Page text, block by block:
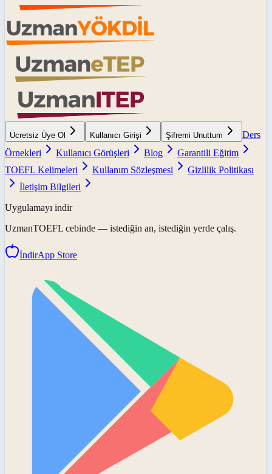
Ücretsiz Üye Ol Kullanıcı Girişi Şifremi Unuttum
Ders
Örnekleri
Kullanıcı Görüşleri Blog
Garantili Eğitim
TOEFL Kelimeleri
Kullanım Sözleşmesi
Gizlilik Politikası
İletişim Bilgileri
Uygulamayı indir
UzmanTOEFL cebinde — istediğin an, istediğin yerde çalış.
İndirApp Store